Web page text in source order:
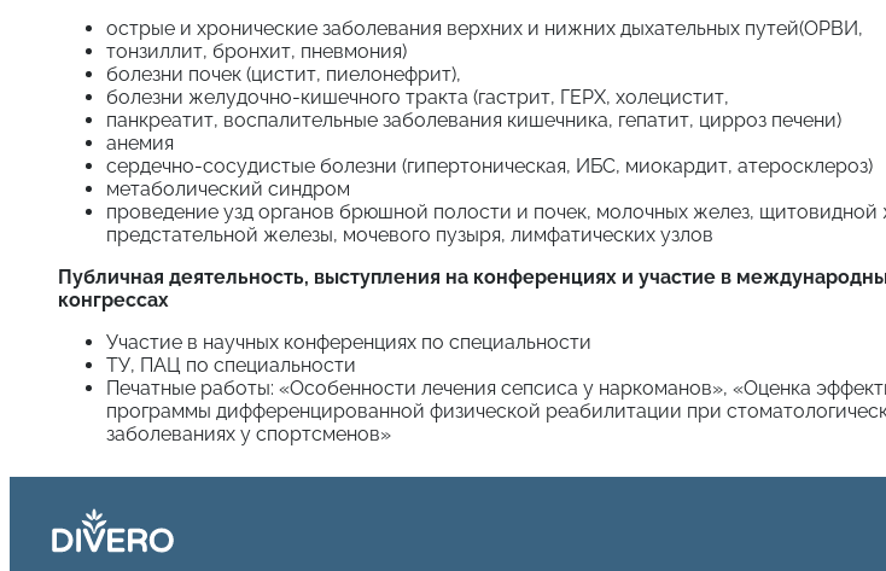
острые и хронические заболевания верхних и нижних дыхательных путей(ОРВИ,
тонзиллит, бронхит, пневмония)
болезни почек (цистит, пиелонефрит),
болезни желудочно-кишечного тракта (гастрит, ГЕРХ, холецистит,
панкреатит, воспалительные заболевания кишечника, гепатит, цирроз печени)
анемия
сердечно-сосудистые болезни (гипертоническая, ИБС, миокардит, атеросклероз)
метаболический синдром
проведение узд органов брюшной полости и почек, молочных желез, щитовидной
предстательной железы, мочевого пузыря, лимфатических узлов
Публичная деятельность, выступления на конференциях и участие в
конгрессах
Участие в научных конференциях по специальности
ТУ, ПАЦ по специальности
Печатные работы: «Особенности лечения сепсиса у наркоманов», «Оценка
программы дифференцированной физической реабилитации при
заболеваниях у спортсменов»